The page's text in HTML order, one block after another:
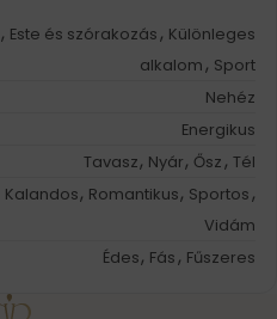
, Este és szórakozás , Különleges
alkalom , Sport
Nehéz
Energikus
Tavasz, Nyár, Ősz , Tél
Kalandos, Romantikus, Sportos ,
Vidám
Édes, Fás , Fűszeres